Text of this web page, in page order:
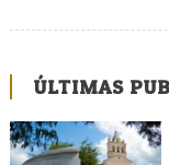
ÚLTIMAS